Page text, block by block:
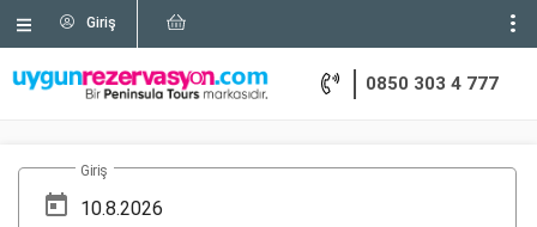
Giriş
0850 303 4 777
Giriş